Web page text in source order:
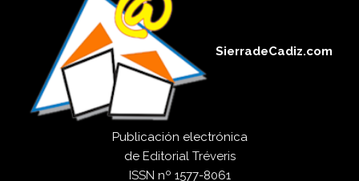
SierradeCadiz.com
Publicación electrónica
de Editorial Tréveris
ISSN nº 1577-8061